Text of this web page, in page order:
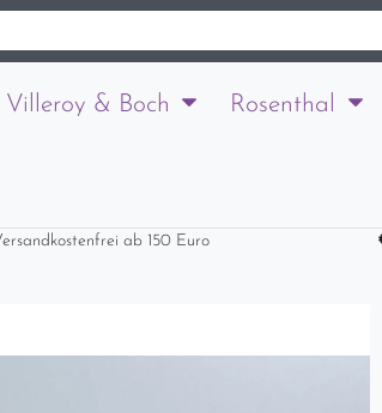
Villeroy & Boch Rosenthal
ab 150 Euro